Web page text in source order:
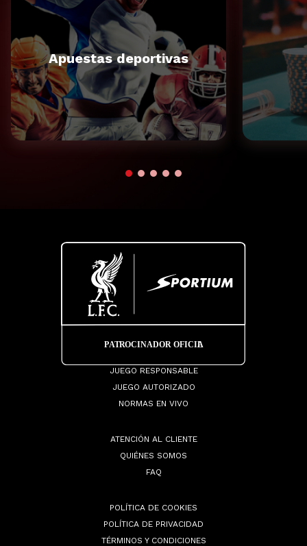
Apuestas deportivas
JUEGO RESPONSABLE
JUEGO AUTORIZADO
NORMAS EN VIVO
ATENCIÓN AL CLIENTE
QUIÉNES SOMOS
FAQ
POLÍTICA DE COOKIES
POLÍTICA DE PRIVACIDAD
TÉRMINOS Y CONDICIONES